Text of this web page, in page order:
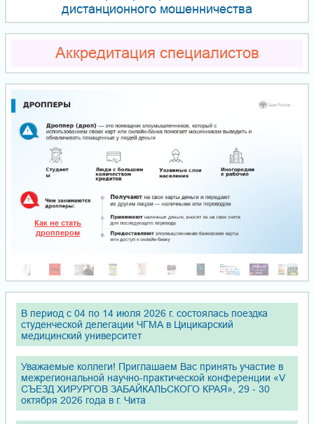
дистанционного мошенничества
Аккредитация специалистов
Как не стать
дроппером
В период с 04 по 14 июля 2026 г. состоялась поездка
студенческой делегации ЧГМА в Цицикарский
медицинский университет
Уважаемые коллеги! Приглашаем Вас принять участие в
межрегиональной научно-практической конференции «V
СЪЕЗД ХИРУРГОВ ЗАБАЙКАЛЬСКОГО КРАЯ», 29 - 30
октября 2026 года в г. Чита